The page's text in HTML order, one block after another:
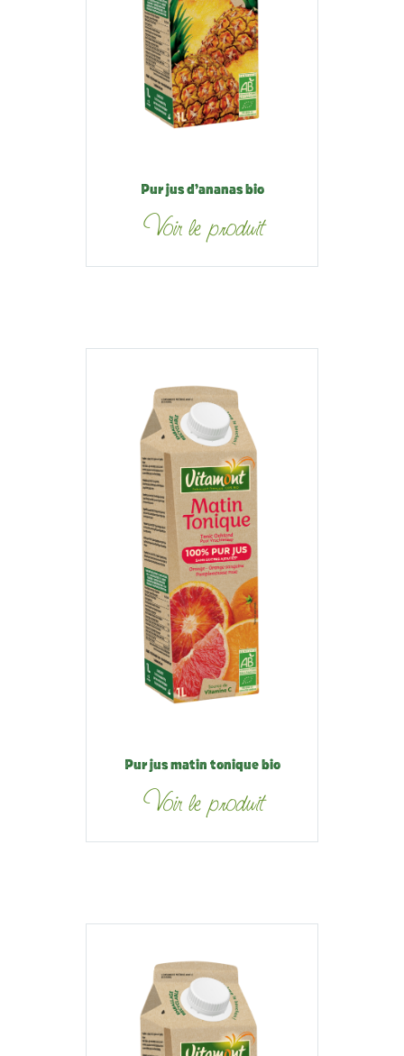
Pur jus d’ananas bio
Voir le produit
Pur jus matin tonique bio
Voir le produit